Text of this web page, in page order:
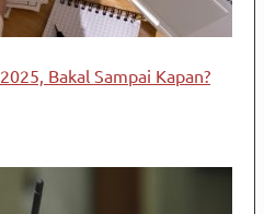
Bakal Sampai Kapan?